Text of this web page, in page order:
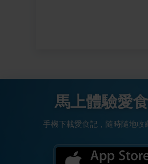
馬上體驗愛
手機下載愛食記，隨時隨地收